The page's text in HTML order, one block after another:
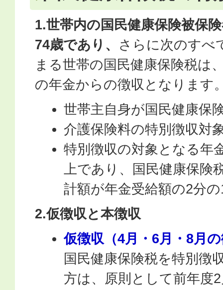
1.世帯内の国民健康保険被保
74歳であり、 さらに次のすべ
まる世帯の国民健康保険税は
の年金からの徴収となります
世帯主自身が国民健康保
介護保険料の特別徴収対
特別徴収の対象となる年
上であり、国民健康保険
計額が年金受給額の2分
2.仮徴収と本徴収
仮徴収（4月・6月・8月
国民健康保険税を特別徴
方は、原則として前年度